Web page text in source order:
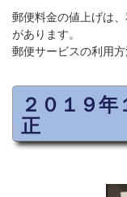
郵便料金の値上げは
があります。
郵便サービスの利用
２０１９
正